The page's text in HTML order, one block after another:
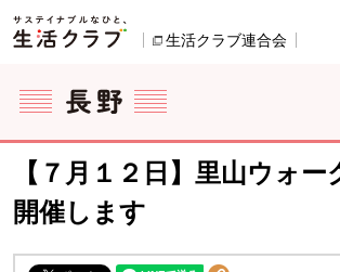
ページの先頭です。
生活クラブ連合会
ここからサイト内共通メニューです。
サイト内共通メニューをスキップする
サイト内共通メニューここまで。
【７月１２日】里山ウォ
開催します